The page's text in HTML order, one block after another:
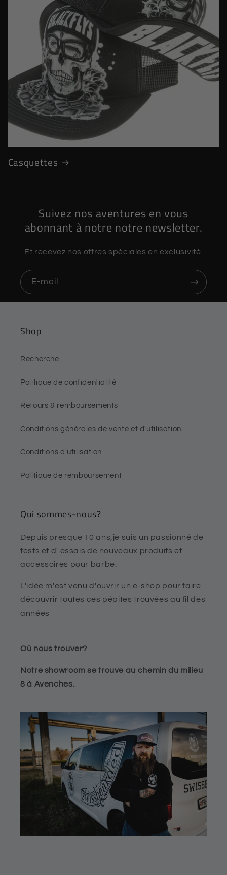
Casquettes
Suivez nos aventures en vous
abonnant à notre notre newsletter.
Et recevez nos offres spéciales en exclusivité.
E-mail
Shop
Recherche
Politique de confidentialité
Retours & remboursements
Conditions générales de vente et d'utilisation
Conditions d'utilisation
Politique de remboursement
Qui sommes-nous?
Depuis presque 10 ans,je suis un passionné de
tests et d' essais de nouveaux produits et
accessoires pour barbe.
L'idée m'est venu d'ouvrir un e-shop pour faire
découvrir toutes ces pépites trouvées au fil des
années
Où nous trouver?
Notre showroom se trouve au chemin du milieu
8 à Avenches.